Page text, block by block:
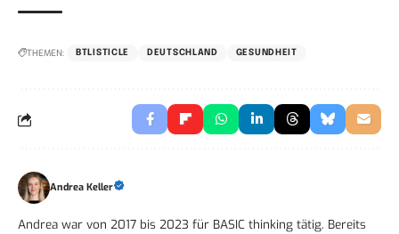
THEMEN: BTLISTICLE DEUTSCHLAND GESUNDHEIT
Andrea Keller
Andrea war von 2017 bis 2023 für BASIC thinking tätig. Bereits